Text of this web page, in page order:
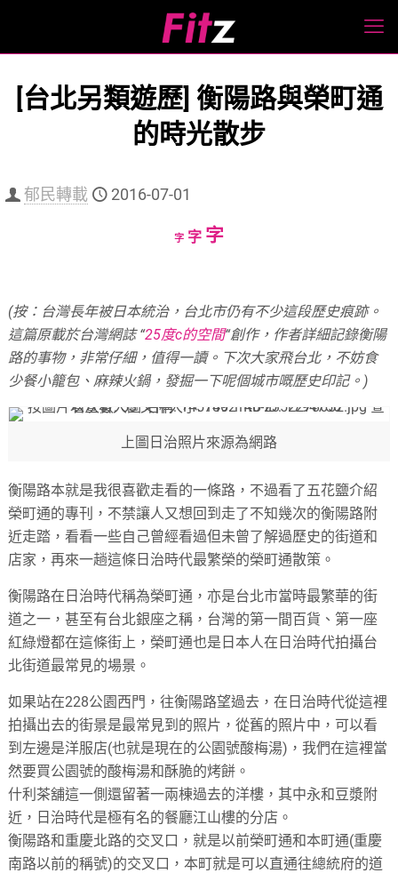
[台北另類遊歷] 衡陽路與榮町通
的時光散步
郁民轉載 2016-07-01
字Decrease
字Reset
字Increase
(按：台灣長年被日本統治，台北市仍有不少這段歷史痕跡。
這篇原載於台灣網誌 “25度c的空間“創作，作者詳細記錄衡陽
路的事物，非常仔細，值得一讀。下次大家飛台北，不妨食
少餐小籠包、麻辣火鍋，發掘一下呢個城市嘅歷史印記。 )
上圖日治照片來源為網路
衡陽路本就是我很喜歡走看的一條路，不過看了五花鹽介紹
榮町通的專刊，不禁讓人又想回到走了不知幾次的衡陽路附
近走踏，看看一些自己曾經看過但未曾了解過歷史的街道和
店家，再來一趟這條日治時代最繁榮的榮町通散策。
衡陽路在日治時代稱為榮町通，亦是台北市當時最繁華的街
道之一，甚至有台北銀座之稱，台灣的第一間百貨、第一座
紅綠燈都在這條街上，榮町通也是日本人在日治時代拍攝台
北街道最常見的場景。
如果站在228公園西門，往衡陽路望過去，在日治時代從這裡
拍攝出去的街景是最常見到的照片，從舊的照片中，可以看
到左邊是洋服店(也就是現在的公園號酸梅湯)，我們在這裡當
然要買公園號的酸梅湯和酥脆的烤餅。
什利茶舖這一側還留著一兩棟過去的洋樓，其中永和豆漿附
近，日治時代是極有名的餐廳江山樓的分店。
衡陽路和重慶北路的交叉口，就是以前榮町通和本町通(重慶
南路以前的稱號)的交叉口，本町就是可以直通往總統府的道